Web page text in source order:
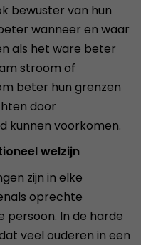
bewuster van hun
wanneer en waar
als het ware beter
stroom of
beter hun grenzen
door
kunnen voorkomen.
welzijn
zijn in elke
oprechte
persoon. In de harde
veel ouderen in een